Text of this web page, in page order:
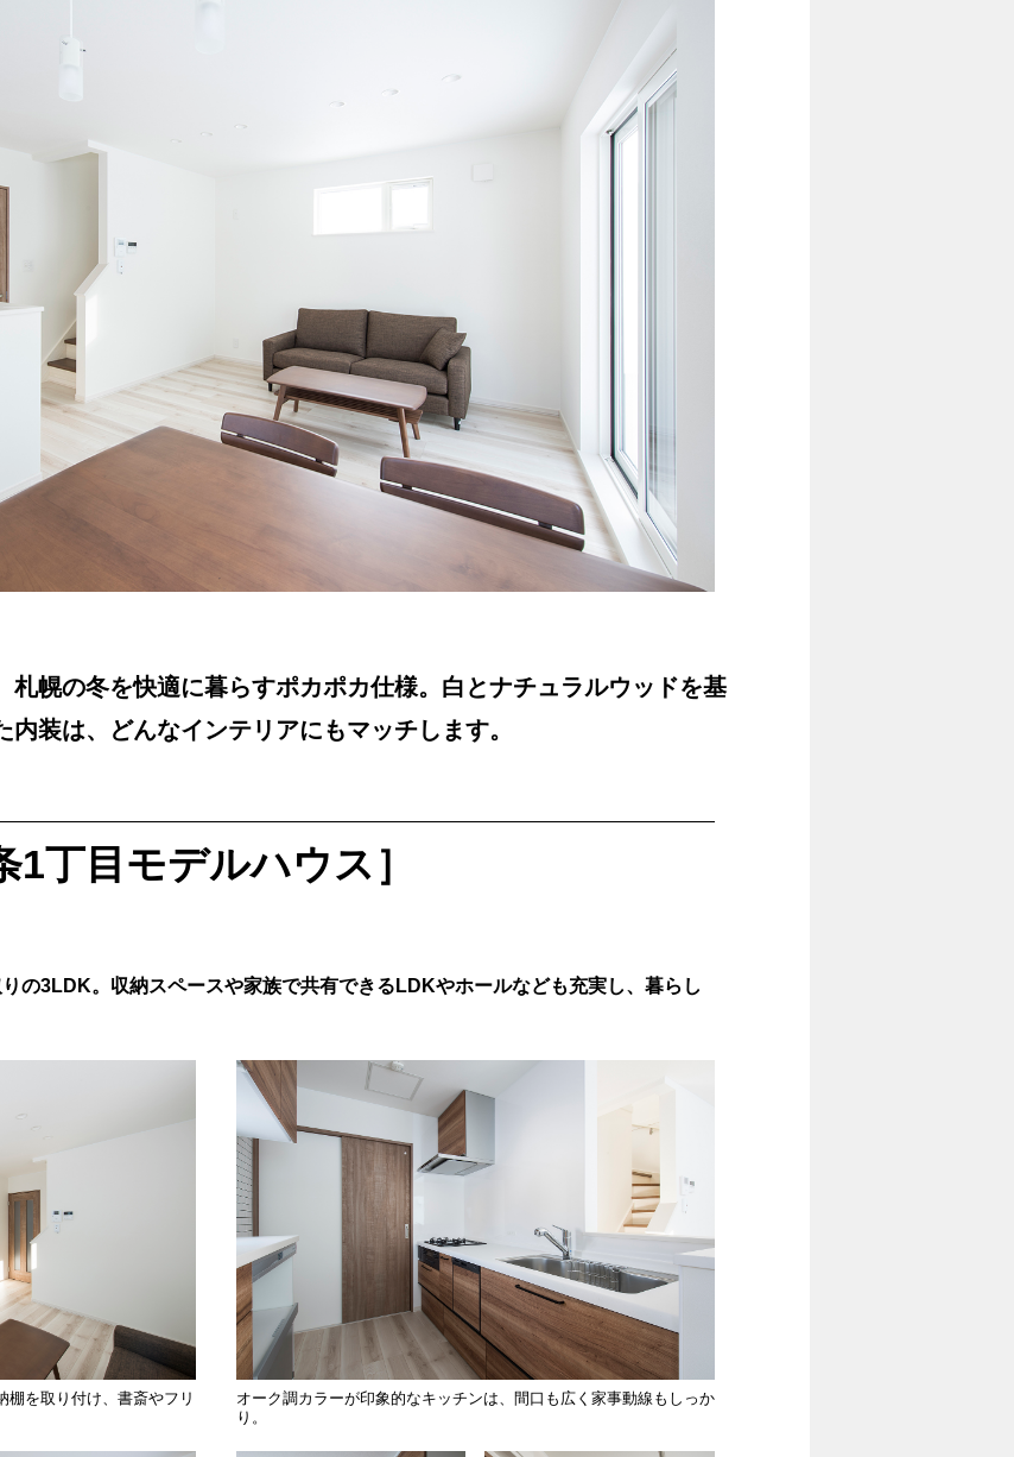
札幌の冬を快適に暮らすポカポカ仕様。白とナチュラルウッドを基
内装は、どんなインテリアにもマッチします。
1丁目モデルハウス］
の3LDK。収納スペースや家族で共有できるLDKやホールなども充実し、暮らし
棚を取り付け、書斎やフリ
オーク調カラーが印象的なキッチンは、間口も広く家事動線もしっか
り。